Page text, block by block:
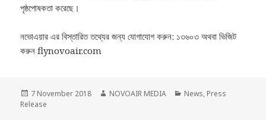
পৃষ্ঠপোষকতা করেছে।
নভোএয়ার এর বিস্তারিত তথ্যের জন্য যোগাযোগ করুন: ১৩৬০৩ অথবা ভিজিট
করুন flynovoair.com
Posted
on
7 November 2018 Author
NOVOAIR MEDIA Categories
News, Press
Release